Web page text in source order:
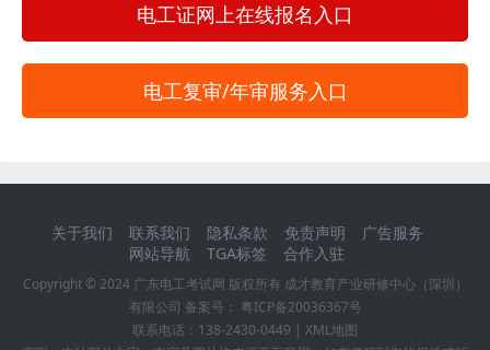
电工证网上在线报名入口
电工复审/年审服务入口
关于我们 联系我们 隐私条款 免责声明
广告服务
网站导航
TGA标签 合作入驻
Copyright © 2024 广东电工考试网 版权所有 成才教育产业研修中心（深圳）
有限公司 备案号： 粤ICP备20036367号
联系电话： 138-2430-0449 | XML地图